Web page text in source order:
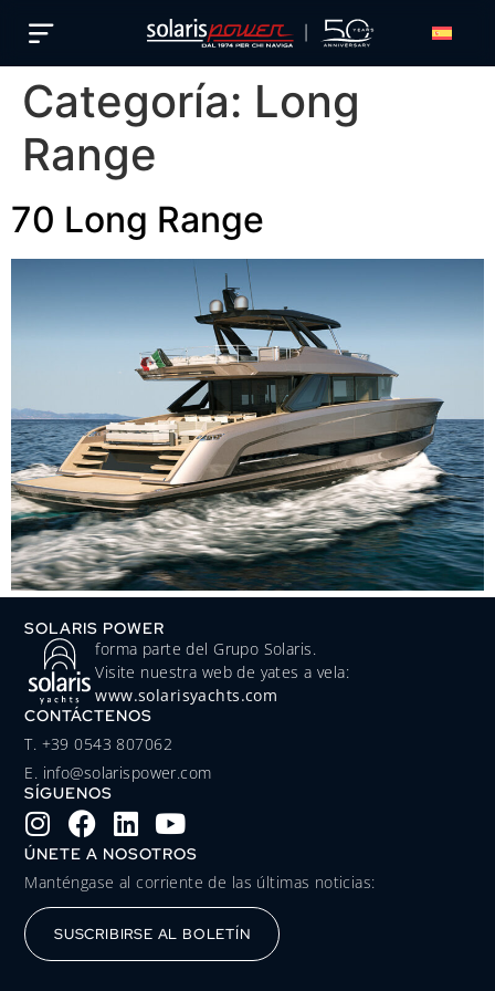
Categoría: Long
Range
70 Long Range
SOLARIS POWER
forma parte del Grupo Solaris.
Visite nuestra web de yates a vela:
www.solarisyachts.com
CONTÁCTENOS
‭T. +39 0543 807062‬
E. info@solarispower.com
SÍGUENOS
ÚNETE A NOSOTROS
Manténgase al corriente de las últimas noticias:
SUSCRIBIRSE AL BOLETÍN